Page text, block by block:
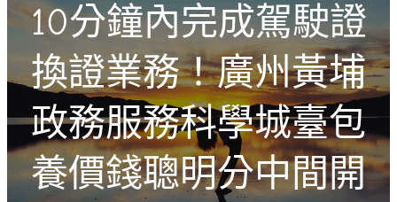
c
h
10分鐘內完成駕駛證
換證業務！廣州黃埔
政務服務科學城臺包
養價錢聰明分中間開